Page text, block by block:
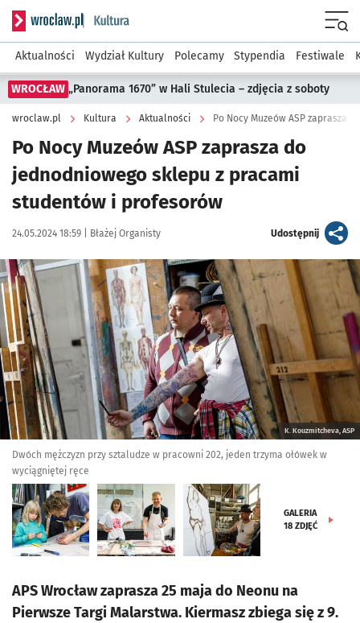
Serwis informacyjny wroclaw.pl podserwis: Kultura
Aktualności Wydział Kultury Polecamy Stypendia Festiwale
WROCŁAW „Panorama 1670” w Hali Stulecia – zdjęcia z soboty
wroclaw.pl Kultura Aktualności Po Nocy Muzeów ASP zaprasza
Po Nocy Muzeów ASP zaprasza do
jednodniowego sklepu z pracami
studentów i profesorów
Data publikacji:
24.05.2024 18:59 | Autor:
Błażej Organisty Udostępnijartykuł
Kliknij, aby zobaczyć galerię
K. Kouzmitcheva, ASP
Dwóch mężczyzn przy sztaludze w pracowni 202, jeden trzyma ołówek w
wyciągniętej ręce
GALERIA
18 ZDJĘĆ
APS Wrocław zaprasza 25 maja do Neonu na
Pierwsze Targi Malarstwa. Kiermasz zbiega się z 9.